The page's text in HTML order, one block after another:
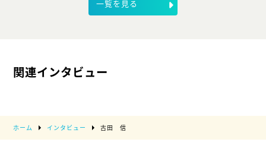
一覧を見る
関連インタビュー
ホーム インタビュー 古田 信